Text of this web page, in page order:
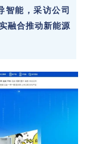
智能，采访公司
融合推动新能源